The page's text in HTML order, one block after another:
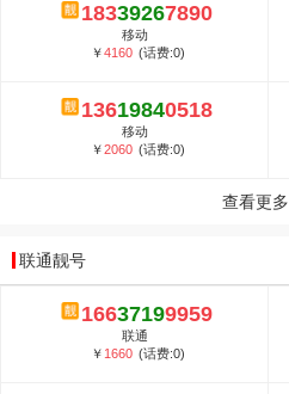
18339267890
移动
￥4160 (话费:0)
13619840518
移动
￥2060 (话费:0)
查看更多
联通靓号
16637199959
联通
￥ 1660 (话费:0)